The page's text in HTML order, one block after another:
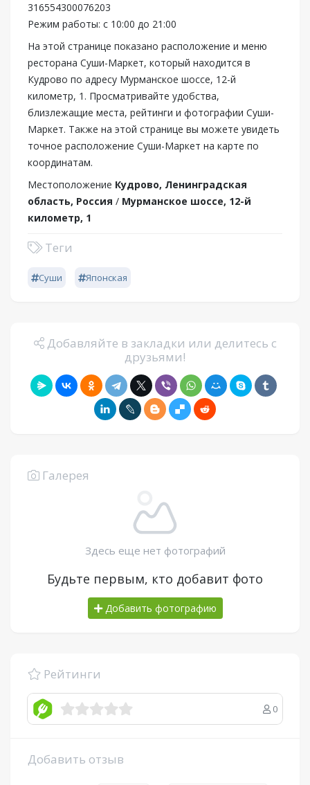
316554300076203
Режим работы: с 10:00 до 21:00
На этой странице показано расположение и меню
ресторана Суши-Маркет, который находится в
Кудрово по адресу Мурманское шоссе, 12-й
километр, 1. Просматривайте удобства,
близлежащие места, рейтинги и фотографии Суши-
Маркет. Также на этой странице вы можете увидеть
точное расположение Суши-Маркет на карте по
координатам.
Местоположение Кудрово, Ленинградская
область, Россия / Мурманское шоссе, 12-й
километр, 1
Теги
Суши Японская
Добавляйте в закладки или делитесь с
друзьями!
Галерея
Здесь еще нет фотографий
Будьте первым, кто добавит фото
Добавить фотографию
Рейтинги
0
Добавить отзыв